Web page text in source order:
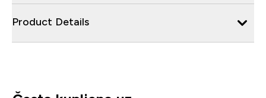
Product Details